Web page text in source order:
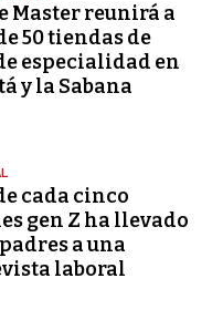
Master reunirá a
50 tiendas de
especialidad en
y la Sabana
cada cinco
gen Z ha llevado
a una
laboral